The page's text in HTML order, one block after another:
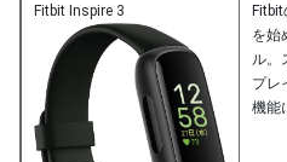
Fitbit Inspire 3
を始
ル。
プレ
機能